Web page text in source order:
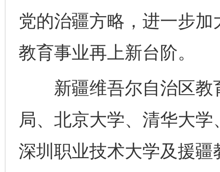
党的治疆方略，进一步
教育事业再上新台阶。
新疆维吾尔自治区教
局、北京大学、清华大
深圳职业技术大学及援
完善运行机制助力责任有效落实 一纸欠
东山县通报“牛蛙产品抗生素超标问题” 法